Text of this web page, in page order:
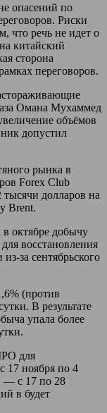
опасений по
Риски
что речь не идет о
китайский
сторона
переговоров.
Омана Мухаммед
объёмов
допустил
рынка в
Forex Club
тысячи долларов на
Brent.
октябре добычу
восстановления
за сентябрьского
(против
В результате
упала более
для
17 ноября по 4
— с 17 по 28
в будет